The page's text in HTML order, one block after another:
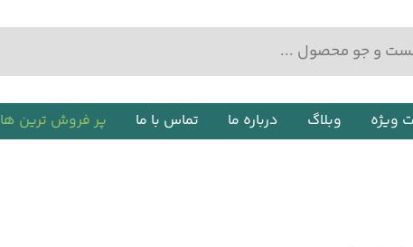
ویژه وبلاگ درباره ما تماس با ما پر فروش ترین ها